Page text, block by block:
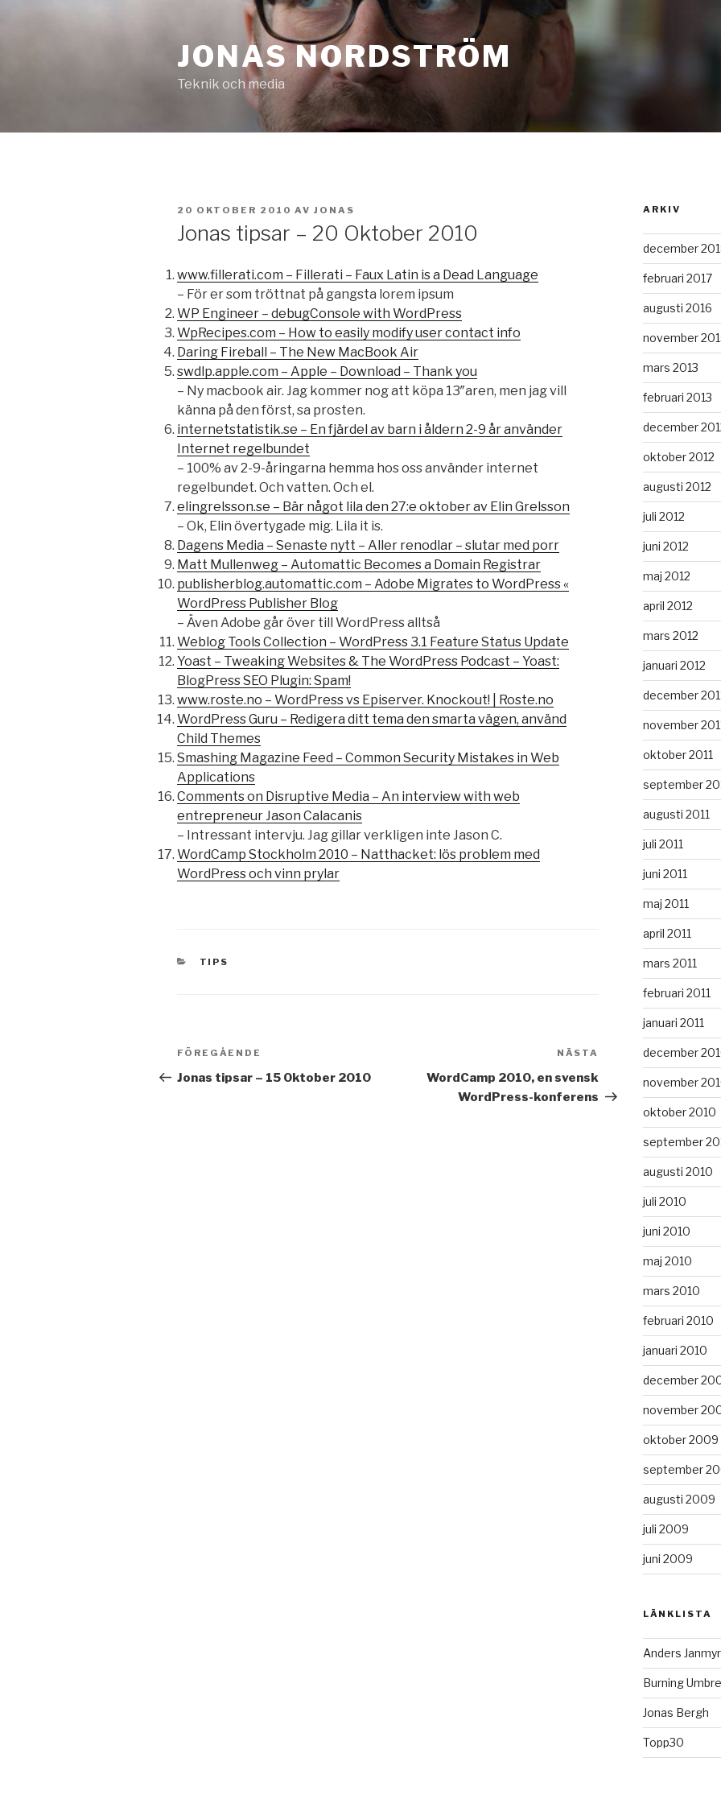
JONAS NORDSTRÖM
Teknik och media
PUBLICERAT
20 OKTOBER 2010 AV JONAS
Jonas tipsar – 20 Oktober 2010
www.fillerati.com – Fillerati – Faux Latin is a Dead Language
– För er som tröttnat på gangsta lorem ipsum
WP Engineer – debugConsole with WordPress
WpRecipes.com – How to easily modify user contact info
Daring Fireball – The New MacBook Air
swdlp.apple.com – Apple – Download – Thank you
– Ny macbook air. Jag kommer nog att köpa 13″aren, men jag vill
känna på den först, sa prosten.
internetstatistik.se – En fjärdel av barn i åldern 2-9 år använder
Internet regelbundet
– 100% av 2-9-åringarna hemma hos oss använder internet
regelbundet. Och vatten. Och el.
elingrelsson.se – Bär något lila den 27:e oktober av Elin Grelsson
– Ok, Elin övertygade mig. Lila it is.
Dagens Media – Senaste nytt – Aller renodlar – slutar med porr
Matt Mullenweg – Automattic Becomes a Domain Registrar
publisherblog.automattic.com – Adobe Migrates to WordPress «
WordPress Publisher Blog
– Även Adobe går över till WordPress alltså
Weblog Tools Collection – WordPress 3.1 Feature Status Update
Yoast – Tweaking Websites & The WordPress Podcast – Yoast:
BlogPress SEO Plugin: Spam!
www.roste.no – WordPress vs Episerver. Knockout! | Roste.no
WordPress Guru – Redigera ditt tema den smarta vägen, använd
Child Themes
Smashing Magazine Feed – Common Security Mistakes in Web
Applications
Comments on Disruptive Media – An interview with web
entrepreneur Jason Calacanis
– Intressant intervju. Jag gillar verkligen inte Jason C.
WordCamp Stockholm 2010 – Natthacket: lös problem med
WordPress och vinn prylar
KATEGORIER
TIPS
Inläggsnavigering
Föregående
inlägg
FÖREGÅENDE
Jonas tipsar – 15 Oktober 2010
NÄSTA
WordCamp 2010, en svensk
WordPress-konferens
ARKIV
december
februari 2017
augusti 2016
november
mars 2013
februari 2013
december
oktober 2012
augusti 2012
juli 2012
juni 2012
maj 2012
april 2012
mars 2012
januari 2012
december
november
oktober 2011
september
augusti 2011
juli 2011
juni 2011
maj 2011
april 2011
mars 2011
februari 2011
januari 2011
december
november
oktober 2010
september
augusti 2010
juli 2010
juni 2010
maj 2010
mars 2010
februari 2010
januari 2010
december
november
oktober 2009
september
augusti 2009
juli 2009
juni 2009
LÄNKLISTA
Anders Janmyr
Burning
Jonas Bergh
Topp30